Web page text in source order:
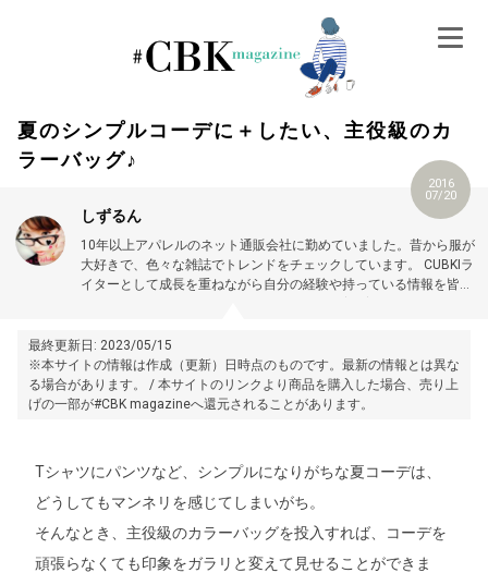
夏のシンプルコーデに＋したい、主役級のカ
ラーバッグ♪
2016
07/20
しずるん
10年以上アパレルのネット通販会社に勤めていました。昔から服が
大好きで、色々な雑誌でトレンドをチェックしています。
CUBKIラ
イターとして成長を重ねながら自分の経験や持っている情報を皆さ
最終更新日: 2023/05/15
※本サイトの情報は作成（更新）日時点のものです。最新の情報とは異な
る場合があります。 / 本サイトのリンクより商品を購入した場合、売り上
げの一部が#CBK magazineへ還元されることがあります。
Tシャツにパンツなど、シンプルになりがちな夏コーデは、
どうしてもマンネリを感じてしまいがち。
そんなとき、主役級のカラーバッグを投入すれば、コーデを
頑張らなくても印象をガラリと変えて見せることができま